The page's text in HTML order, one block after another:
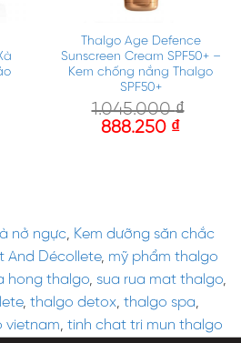
Thalgo Age Defence
Sunscreen Cream SPF50+ –
Kem chống nắng Thalgo
SPF50+
1.045.000₫
888.250 ₫
nở ngực, Kem dưỡng săn chắc
And Décollete, mỹ phẩm thalgo
hong thalgo, sua rua mat thalgo,
, thalgo detox, thalgo spa,
vietnam, tinh chat tri mun thalgo